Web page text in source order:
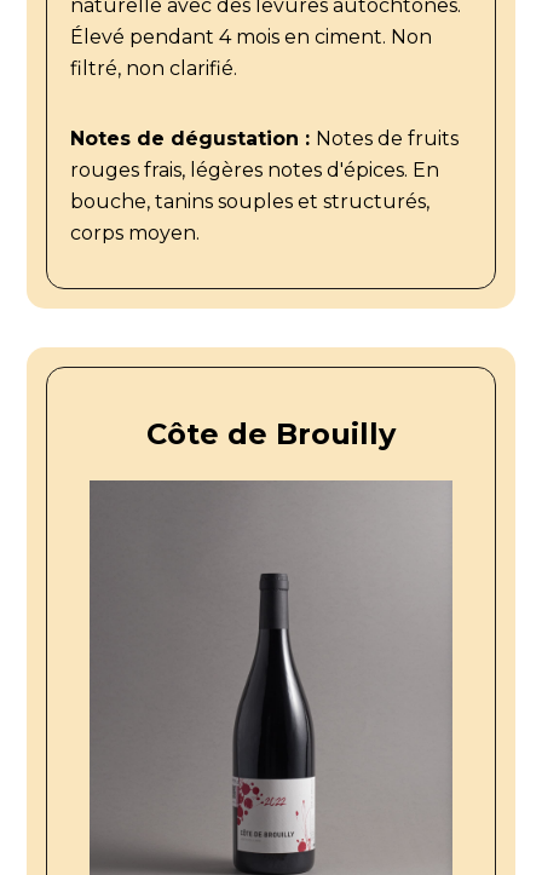
naturelle avec des levures autochtones.
Élevé pendant 4 mois en ciment. Non
filtré, non clarifié.
Notes de dégustation : Notes de fruits
rouges frais, légères notes d'épices. En
bouche, tanins souples et structurés,
corps moyen.
Côte de Brouilly